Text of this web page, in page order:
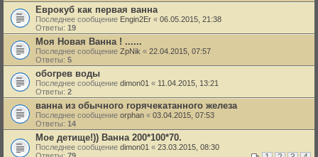
Еврокуб как первая ванна
Последнее сообщение Engin2Er « 06.05.2015, 21:38
Ответы: 19
Моя Новая Ванна ! ......
Последнее сообщение ZpNik « 22.04.2015, 07:57
Ответы: 5
обогрев воды
Последнее сообщение dimon01 « 11.04.2015, 13:21
Ответы: 2
ванна из обычного горячекатанного железа
Последнее сообщение orphan « 03.04.2015, 07:53
Ответы: 14
Мое детище!)) Ванна 200*100*70.
Последнее сообщение dimon01 « 23.03.2015, 08:30